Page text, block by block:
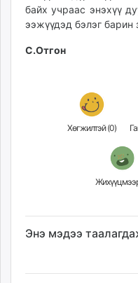
times.mn
tvmongolia.mn
unegui.mn
paparazzi.mn
байх учраас энэхүү
ээжүүдэд бэлэг барин
С.Отгон
Хөгжилтэй (0)
Энэ мэдээ